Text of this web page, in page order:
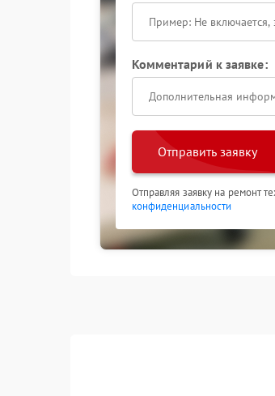
Комментарий к заявке:
Отправить заявку
Отправляя заявку на ремонт
конфиденциальности